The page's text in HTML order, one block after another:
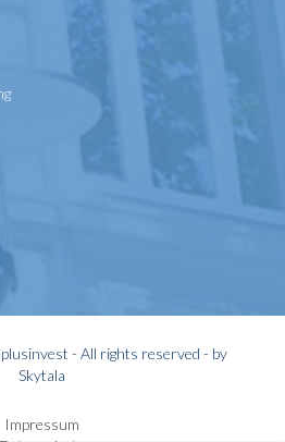
- All rights reserved - by
Skytala
Impressum